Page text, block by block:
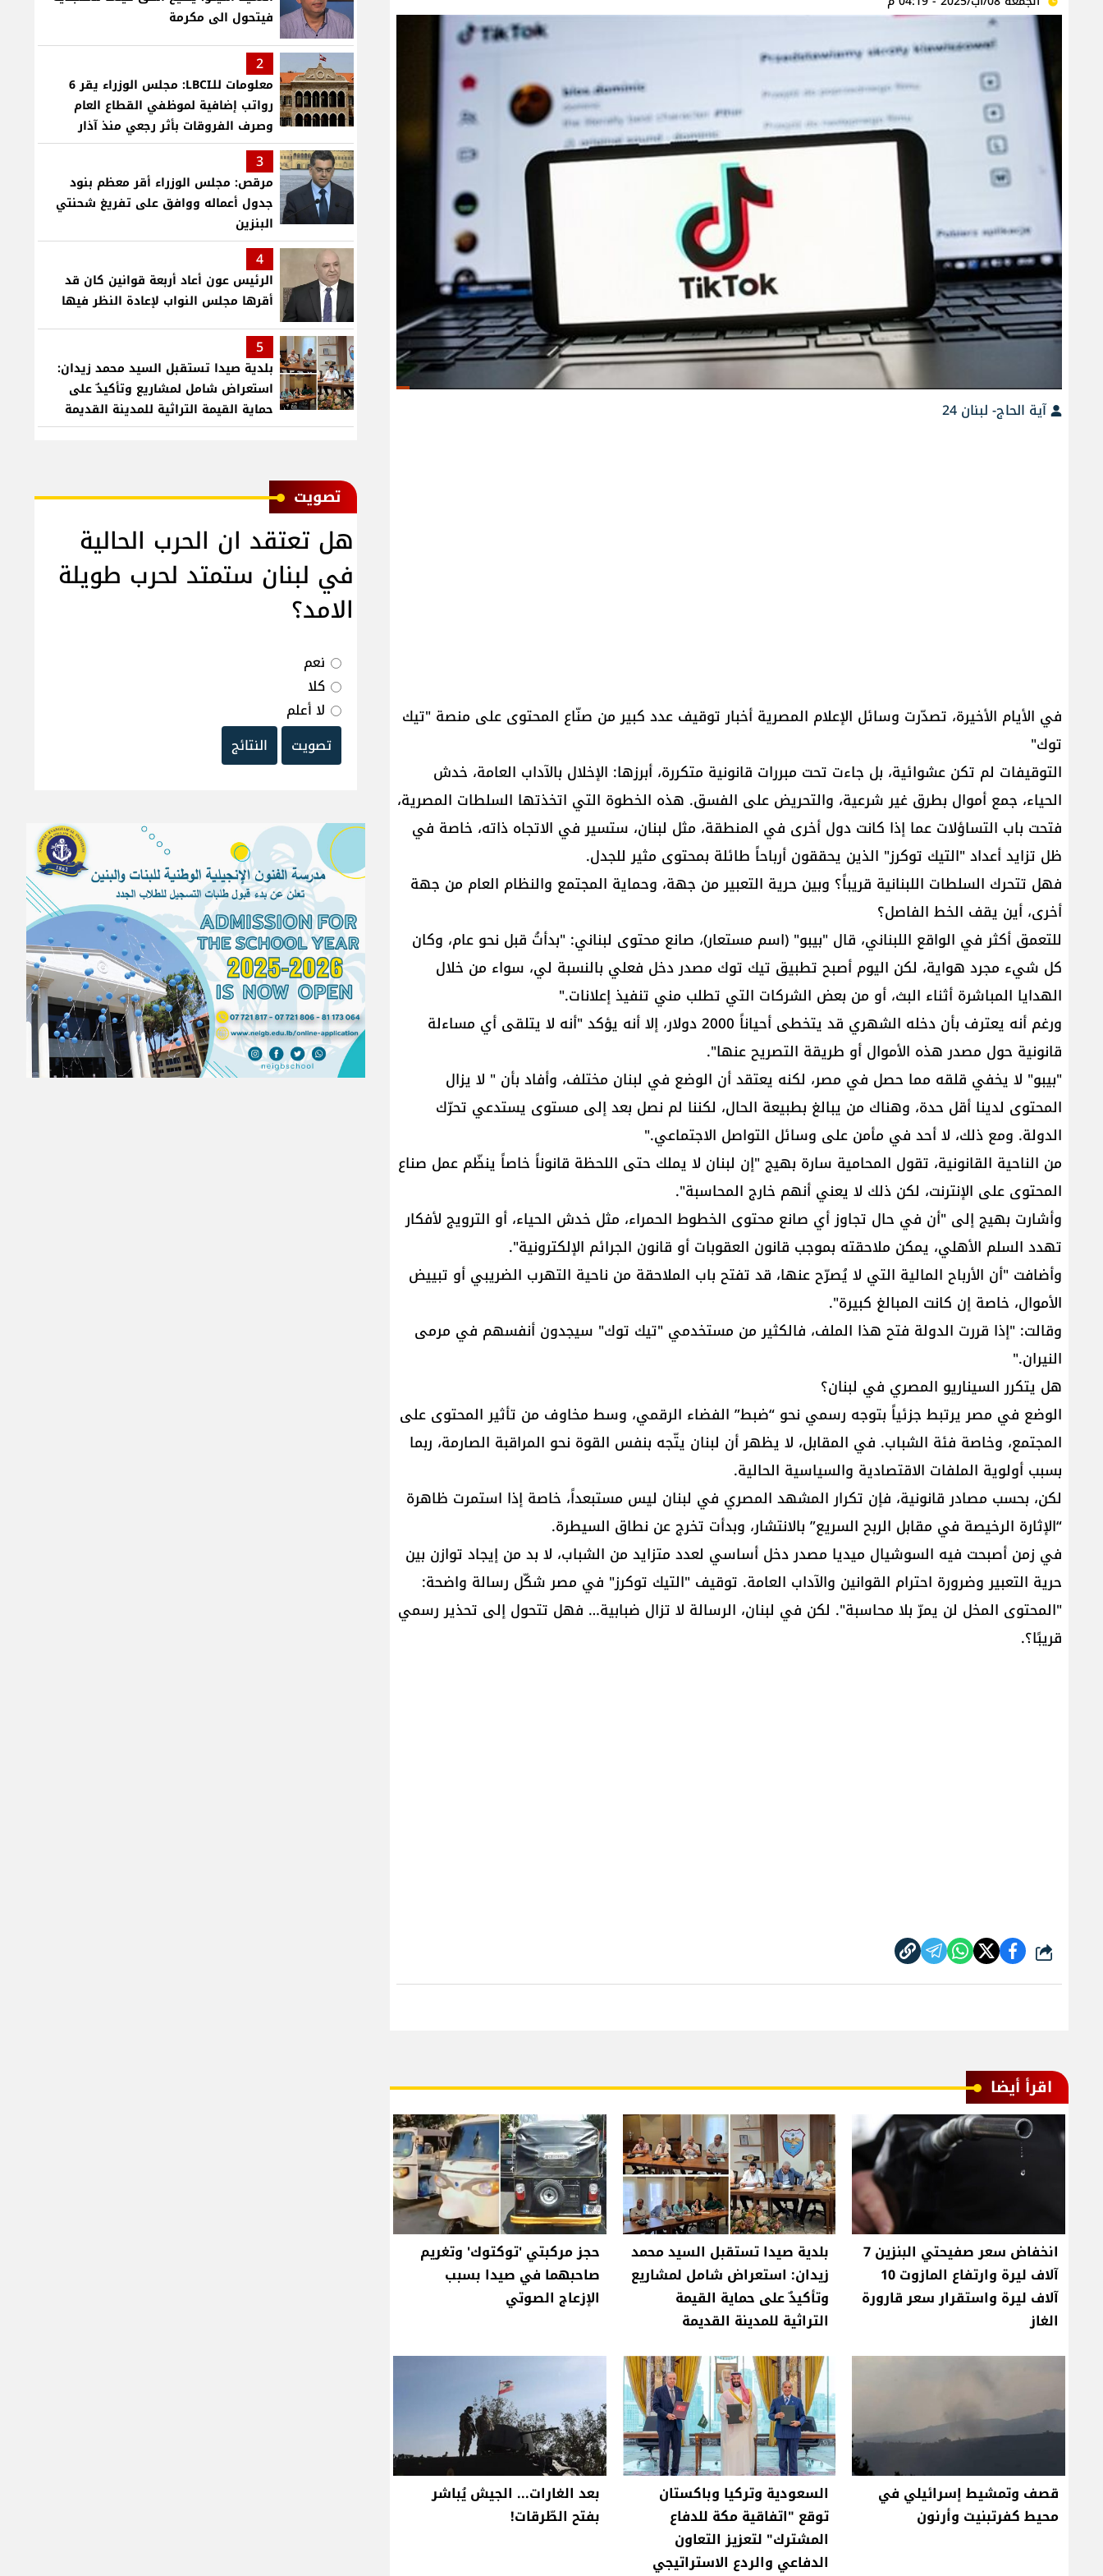
آية الحاج- لبنان 24
في الأيام الأخيرة، تصدّرت وسائل الإعلام المصرية أخبار توقيف عدد كبير من صنّاع المحتوى على منصة "تيك
توك"
التوقيفات لم تكن عشوائية، بل جاءت تحت مبررات قانونية متكررة، أبرزها: الإخلال بالآداب العامة، خدش
الحياء، جمع أموال بطرق غير شرعية، والتحريض على الفسق. هذه الخطوة التي اتخذتها السلطات المصرية،
فتحت باب التساؤلات عما إذا كانت دول أخرى في المنطقة، مثل لبنان، ستسير في الاتجاه ذاته، خاصة في
ظل تزايد أعداد "التيك توكرز" الذين يحققون أرباحاً طائلة بمحتوى مثير للجدل.
فهل تتحرك السلطات اللبنانية قريباً؟ وبين حرية التعبير من جهة، وحماية المجتمع والنظام العام من جهة
أخرى، أين يقف الخط الفاصل؟
للتعمق أكثر في الواقع اللبناني، قال "بيبو" (اسم مستعار)، صانع محتوى لبناني: "بدأتُ قبل نحو عام، وكان
كل شيء مجرد هواية، لكن اليوم أصبح تطبيق تيك توك مصدر دخل فعلي بالنسبة لي، سواء من خلال
الهدايا المباشرة أثناء البث، أو من بعض الشركات التي تطلب مني تنفيذ إعلانات."
ورغم أنه يعترف بأن دخله الشهري قد يتخطى أحياناً 2000 دولار، إلا أنه يؤكد "أنه لا يتلقى أي مساءلة
قانونية حول مصدر هذه الأموال أو طريقة التصريح عنها".
"بيبو" لا يخفي قلقه مما حصل في مصر، لكنه يعتقد أن الوضع في لبنان مختلف، وأفاد بأن " لا يزال
المحتوى لدينا أقل حدة، وهناك من يبالغ بطبيعة الحال، لكننا لم نصل بعد إلى مستوى يستدعي تحرّك
الدولة. ومع ذلك، لا أحد في مأمن على وسائل التواصل الاجتماعي."
من الناحية القانونية، تقول المحامية سارة بهيج "إن لبنان لا يملك حتى اللحظة قانوناً خاصاً ينظّم عمل صناع
المحتوى على الإنترنت، لكن ذلك لا يعني أنهم خارج المحاسبة".
وأشارت بهيج إلى "أن في حال تجاوز أي صانع محتوى الخطوط الحمراء، مثل خدش الحياء، أو الترويج لأفكار
تهدد السلم الأهلي، يمكن ملاحقته بموجب قانون العقوبات أو قانون الجرائم الإلكترونية".
وأضافت "أن الأرباح المالية التي لا يُصرّح عنها، قد تفتح باب الملاحقة من ناحية التهرب الضريبي أو تبييض
الأموال، خاصة إن كانت المبالغ كبيرة".
وقالت: "إذا قررت الدولة فتح هذا الملف، فالكثير من مستخدمي "تيك توك" سيجدون أنفسهم في مرمى
النيران."
هل يتكرر السيناريو المصري في لبنان؟
الوضع في مصر يرتبط جزئياً بتوجه رسمي نحو “ضبط” الفضاء الرقمي، وسط مخاوف من تأثير المحتوى على
المجتمع، وخاصة فئة الشباب. في المقابل، لا يظهر أن لبنان يتّجه بنفس القوة نحو المراقبة الصارمة، ربما
بسبب أولوية الملفات الاقتصادية والسياسية الحالية.
لكن، بحسب مصادر قانونية، فإن تكرار المشهد المصري في لبنان ليس مستبعداً، خاصة إذا استمرت ظاهرة
“الإثارة الرخيصة في مقابل الربح السريع” بالانتشار، وبدأت تخرج عن نطاق السيطرة.
في زمن أصبحت فيه السوشيال ميديا مصدر دخل أساسي لعدد متزايد من الشباب، لا بد من إيجاد توازن بين
حرية التعبير وضرورة احترام القوانين والآداب العامة. توقيف "التيك توكرز" في مصر شكّل رسالة واضحة:
"المحتوى المخل لن يمرّ بلا محاسبة". لكن في لبنان، الرسالة لا تزال ضبابية… فهل تتحول إلى تحذير رسمي
قريبًا؟.
شارك
اقرأ أيضا
انخفاض سعر صفيحتي البنزين 7
آلاف ليرة وارتفاع المازوت 10
آلاف ليرة واستقرار سعر قارورة
الغاز
بلدية صيدا تستقبل السيد محمد
زيدان: استعراض شامل لمشاريع
وتأكيدٌ على حماية القيمة
التراثية للمدينة القديمة
حجز مركبتي 'توكتوك' وتغريم
صاحبهما في صيدا بسبب
الإزعاج الصوتي
قصف وتمشيط إسرائيلي في
محيط كفرتبنيت وأرنون
السعودية وتركيا وباكستان
توقع "اتفاقية مكة للدفاع
المشترك" لتعزيز التعاون
الدفاعي والردع الاستراتيجي
بعد الغارات... الجيش يُباشر
بفتح الطّرقات!
فيتحول الى مكرمة
2
معلومات للـLBCI: مجلس الوزراء يقر 6
رواتب إضافية لموظفي القطاع العام
وصرف الفروقات بأثر رجعي منذ آذار
3
مرقص: مجلس الوزراء أقر معظم بنود
جدول أعماله ووافق على تفريغ شحنتي
البنزين
4
الرئيس عون أعاد أربعة قوانين كان قد
أقرها مجلس النواب لإعادة النظر فيها
5
بلدية صيدا تستقبل السيد محمد زيدان:
استعراض شامل لمشاريع وتأكيدٌ على
حماية القيمة التراثية للمدينة القديمة
ﺗﺼﻮﻳﺖ
هل تعتقد ان الحرب الحالية
في لبنان ستمتد لحرب طويلة
الامد؟
نعم
كلا
لا أعلم
تصويت
النتائج